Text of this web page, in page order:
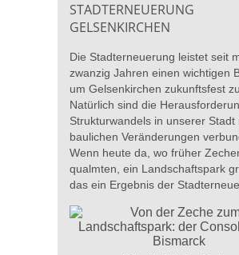
STADTERNEUERUNG
GELSENKIRCHEN
Die Stadterneuerung leistet seit
zwanzig Jahren einen wichtigen
um Gelsenkirchen zukunftsfest
Natürlich sind die
Strukturwandels in unserer Stadt
baulichen Veränderungen
Wenn heute da, wo früher
qualmten, ein Landschaftspark
das ein Ergebnis der